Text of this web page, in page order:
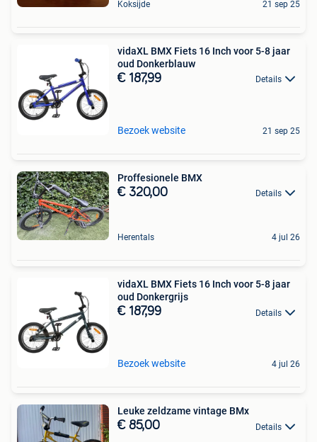
Koksijde 21 sep 25
vidaXL BMX Fiets 16 Inch voor 5-8 jaar
oud Donkerblauw
€ 187,99 Details
Bezoek website 21 sep 25
Proffesionele BMX
€ 320,00 Details
Herentals 4 jul 26
vidaXL BMX Fiets 16 Inch voor 5-8 jaar
oud Donkergrijs
€ 187,99 Details
Bezoek website 4 jul 26
Leuke zeldzame vintage BMx
€ 85,00 Details